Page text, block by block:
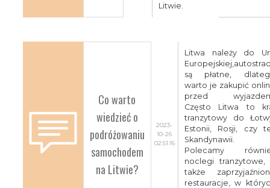
Litwie.
Co warto
wiedzieć o
podróżowaniu
samochodem
na Litwie?
2023-
10-26
02:51:16
Litwa należy do
są płatne,
warto je zakupić
przed
Często Litwa to
tranzytowy do
Estonii, Rosji, czy
Skandynawii.
Polecamy
noclegi tranzytowe,
także
restauracje, w